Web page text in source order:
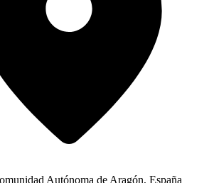
Autónoma de Aragón, España